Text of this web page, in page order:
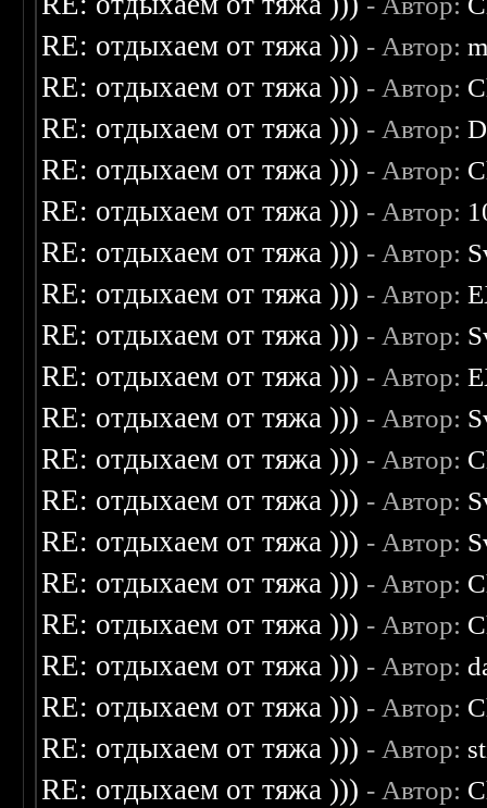
RE: отдыхаем от тяжа ))) - Автор:
RE: отдыхаем от тяжа ))) - Автор:
RE: отдыхаем от тяжа ))) - Автор:
RE: отдыхаем от тяжа ))) - Автор:
RE: отдыхаем от тяжа ))) - Автор:
RE: отдыхаем от тяжа ))) - Автор:
RE: отдыхаем от тяжа ))) - Автор:
RE: отдыхаем от тяжа ))) - Автор:
RE: отдыхаем от тяжа ))) - Автор:
RE: отдыхаем от тяжа ))) - Автор:
RE: отдыхаем от тяжа ))) - Автор:
RE: отдыхаем от тяжа ))) - Автор:
RE: отдыхаем от тяжа ))) - Автор:
RE: отдыхаем от тяжа ))) - Автор:
RE: отдыхаем от тяжа ))) - Автор:
RE: отдыхаем от тяжа ))) - Автор:
RE: отдыхаем от тяжа ))) - Автор:
RE: отдыхаем от тяжа ))) - Автор:
RE: отдыхаем от тяжа ))) - Автор: